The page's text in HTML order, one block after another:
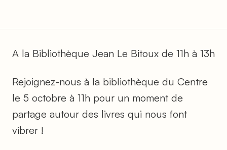
A la Bibliothèque Jean Le Bitoux de 11h à 13h
Rejoignez-nous à la bibliothèque du Centre
le 5 octobre à 11h pour un moment de
partage autour des livres qui nous font
vibrer !